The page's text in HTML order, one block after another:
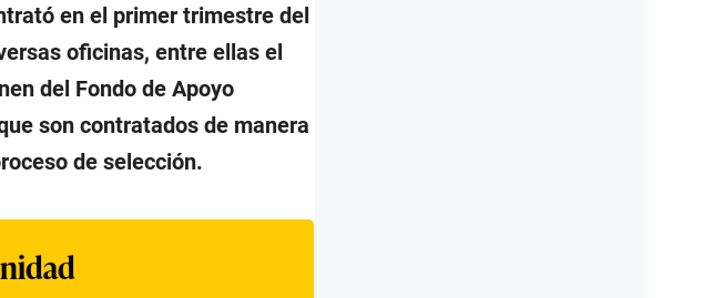
en el primer trimestre del
oficinas, entre ellas el
del Fondo de Apoyo
son contratados de manera
de selección.